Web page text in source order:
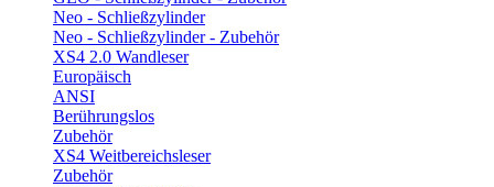
Neo - Schließzylinder
Neo - Schließzylinder - Zubehör
XS4 2.0 Wandleser
Europäisch
ANSI
Berührungslos
Zubehör
XS4 Weitbereichsleser
Zubehör